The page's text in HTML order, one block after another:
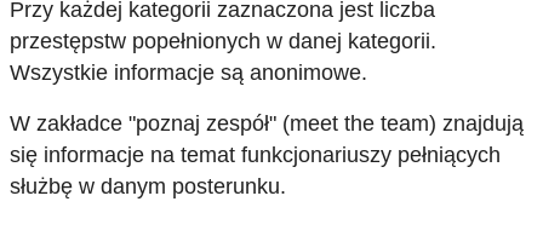
Przy każdej kategorii zaznaczona jest liczba
przestępstw popełnionych w danej kategorii.
Wszystkie informacje są anonimowe.
W zakładce "poznaj zespół" (meet the team) znajdują
się informacje na temat funkcjonariuszy pełniących
służbę w danym posterunku.